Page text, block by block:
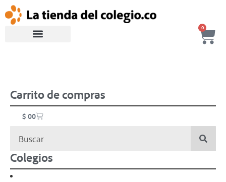
0
Carrito de compras
$ 00
Colegios